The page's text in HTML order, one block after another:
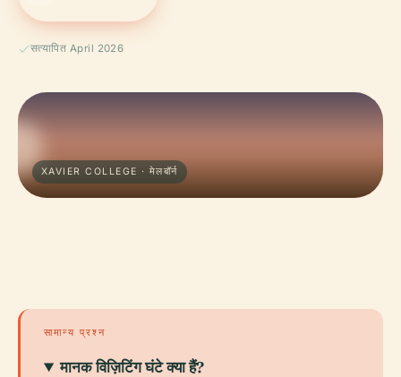
सत्यापित April 2026
XAVIER COLLEGE · मेलबॉर्न
सामान्य प्रश्न
मानक विज़िटिंग घंटे क्या हैं?